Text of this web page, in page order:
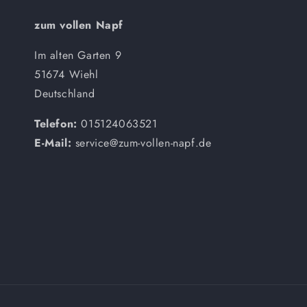
zum vollen Napf
Im alten Garten 9
51674 Wiehl
Deutschland
Telefon:015124063521
E-Mail: service@zum-vollen-napf.de